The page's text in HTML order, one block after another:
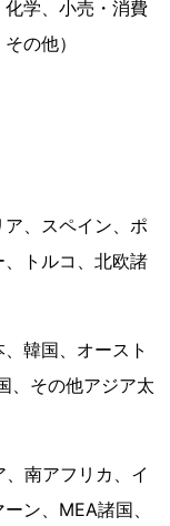
学、小売・消費
の他）
、スペイン、ポ
トルコ、北欧諸
韓国、オースト
、その他アジア太
南アフリカ、イ
ン、MEA諸国、